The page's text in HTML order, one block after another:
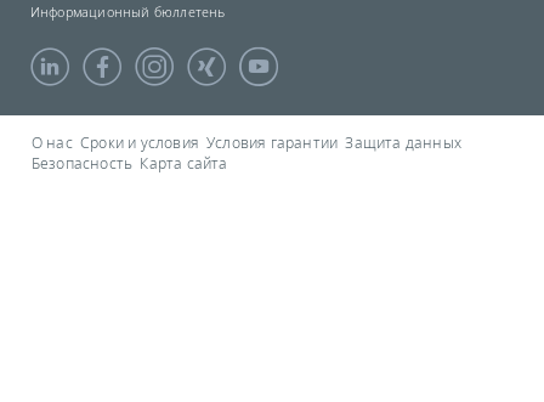
Информационный бюллетень
О нас Сроки и условия Условия гарантии Защита данных
Безопасность Карта сайта